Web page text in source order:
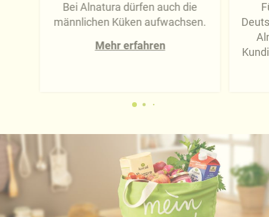
Bei Alnatura dürfen auch die
männlichen Küken aufwachsen.
Mehr erfahren